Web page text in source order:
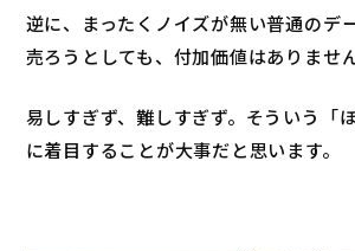
逆に、まったくノイズが無い普通のデ
売ろうとしても、付加価値はありません
易しすぎず、難しすぎず。そういう「
に着目することが大事だと思います。